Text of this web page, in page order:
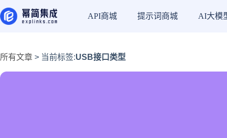
API商城 提示词商城 AI大模
所有文章 > 当前标签:USB接口类型